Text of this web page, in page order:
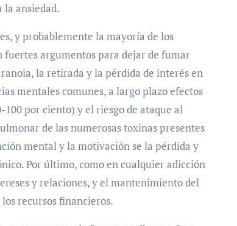
la ansiedad.
y probablemente la mayoría de los
fuertes argumentos para dejar de fumar
la retirada y la pérdida de interés en
mentales comunes, a largo plazo efectos
por ciento) y el riesgo de ataque al
de las numerosas toxinas presentes
mental y la motivación se la pérdida y
Por último, como en cualquier adicción
y relaciones, y el mantenimiento del
recursos financieros.